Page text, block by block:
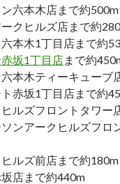
六本木店まで約500m
クヒルズ店まで約
本木1丁目店まで約
坂1丁目店まで約
本木ティーキューブ
赤坂1丁目店まで約
ルズフロントタワー
ンアークヒルズフロ
ルズ前店まで約180m
店まで約440m